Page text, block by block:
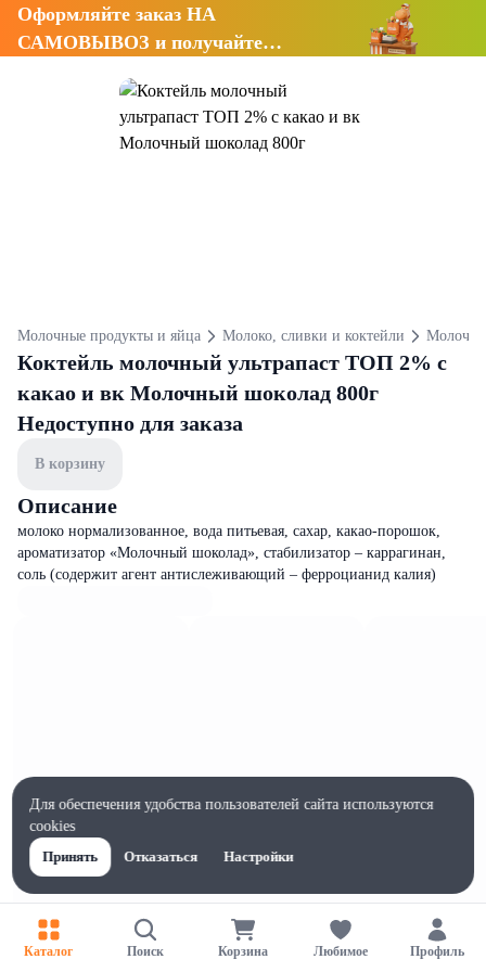
Оформляйте заказ НА
САМОВЫВОЗ и получайте
Молочные продукты и яйца Молоко, сливки и коктейли
Коктейль молочный ультрапаст ТОП 2% с
какао и вк Молочный шоколад 800г
Недоступно для заказа
В корзину
Описание
молоко нормализованное, вода питьевая, сахар, какао-порошок,
ароматизатор «Молочный шоколад», стабилизатор – каррагинан,
соль (содержит агент антислеживающий – ферроцианид калия)
Характеристики
Каталог Поиск Корзина Любимое Профиль
Для обеспечения удобства пользователей сайта используются
cookies
Принять
Отказаться Настройки